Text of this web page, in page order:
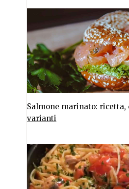
Salmone marinato: ricetta,
varianti